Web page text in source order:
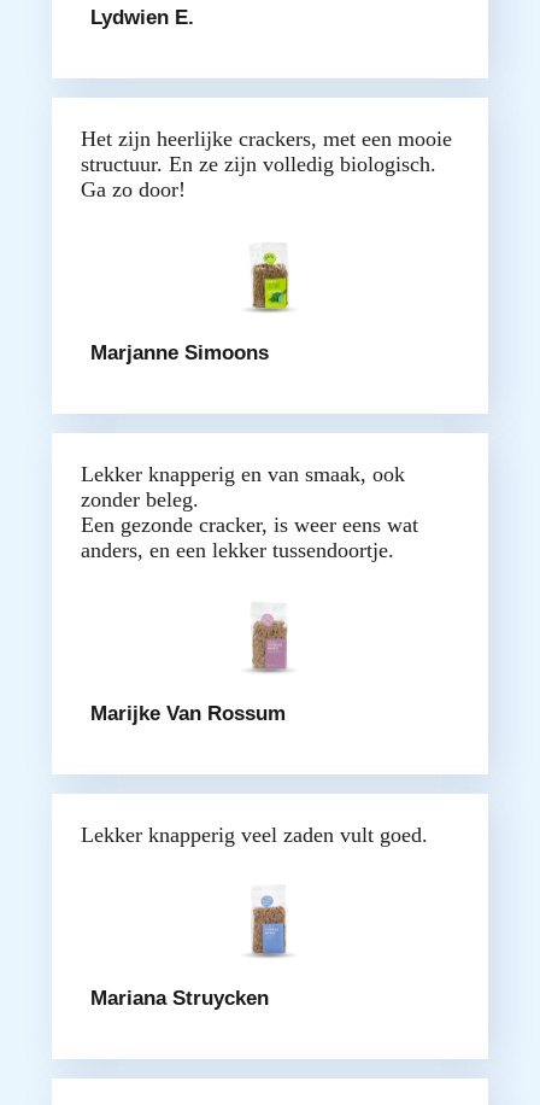
Lydwien E.
Het zijn heerlijke crackers, met een mooie
structuur. En ze zijn volledig biologisch.
Ga zo door!
Marjanne Simoons
Lekker knapperig en van smaak, ook
zonder beleg.
Een gezonde cracker, is weer eens wat
anders, en een lekker tussendoortje.
Marijke Van Rossum
Lekker knapperig veel zaden vult goed.
Mariana Struycken